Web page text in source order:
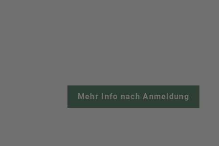
Mehr Info nach Anmeldung